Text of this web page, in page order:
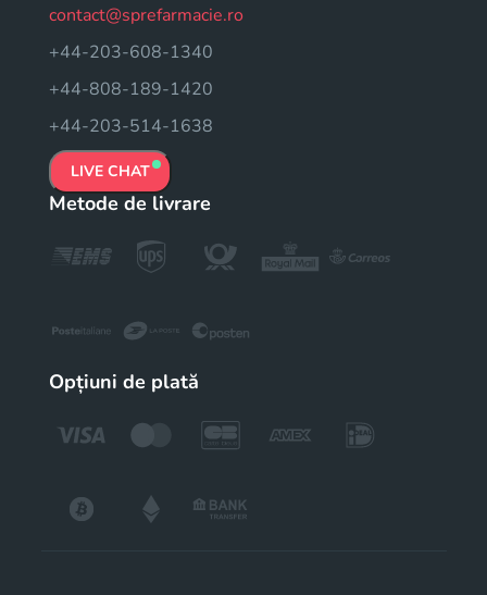
contact@sprefarmacie.ro
+44-203-608-1340
+44-808-189-1420
+44-203-514-1638
LIVE CHAT
Metode de livrare
Opțiuni de plată